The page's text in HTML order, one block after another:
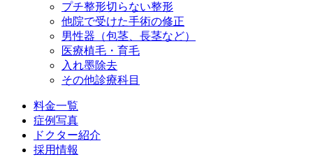
プチ整形切らない整形
他院で受けた手術の修正
男性器（包茎、長茎など）
医療植毛・育毛
入れ墨除去
その他診療科目
料金一覧
症例写真
ドクター紹介
採用情報